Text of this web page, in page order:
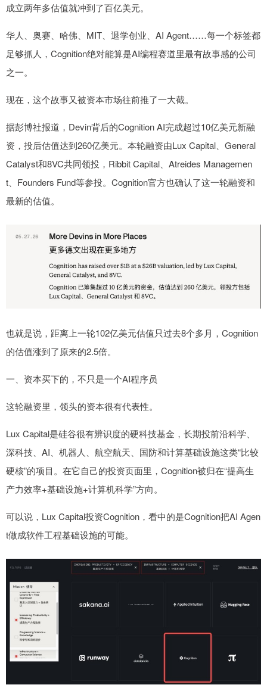
成立两年多估值就冲到了百亿美元。
华人、奥赛、哈佛、MIT、退学创业、AI Agent……每一个标签都
足够抓人，Cognition绝对能算是AI编程赛道里最有故事感的公司
之一。
现在，这个故事又被资本市场往前推了一大截。
据彭博社报道，Devin背后的Cognition AI完成超过10亿美元新融
资，投后估值达到260亿美元。本轮融资由Lux Capital、General
Catalyst和8VC共同领投，Ribbit Capital、Atreides Managemen
t、Founders Fund等参投。Cognition官方也确认了这一轮融资和
最新的估值。
也就是说，距离上一轮102亿美元估值只过去8个多月，Cognition
的估值涨到了原来的2.5倍。
一、资本买下的，不只是一个AI程序员
这轮融资里，领头的资本很有代表性。
Lux Capital是硅谷很有辨识度的硬科技基金，长期投前沿科学、
深科技、AI、机器人、航空航天、国防和计算基础设施这类“比较
硬核”的项目。在它自己的投资页面里，Cognition被归在“提高生
产力效率+基础设施+计算机科学”方向。
可以说，Lux Capital投资Cognition，看中的是Cognition把AI Agen
t做成软件工程基础设施的可能。